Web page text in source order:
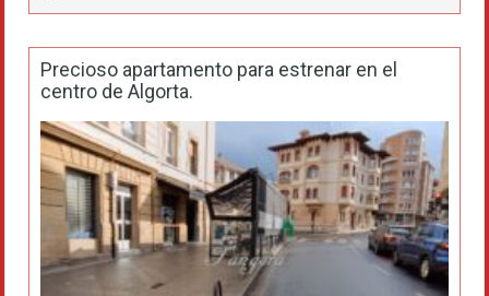
Precioso apartamento para estrenar en el
centro de Algorta.